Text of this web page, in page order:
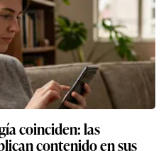
coinciden: las
contenido en sus